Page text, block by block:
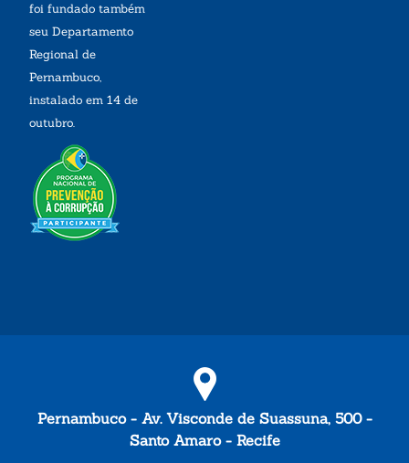
foi fundado também
seu Departamento
Regional de
Pernambuco,
instalado em 14 de
outubro.
Pernambuco - Av. Visconde de Suassuna, 500 -
Santo Amaro - Recife